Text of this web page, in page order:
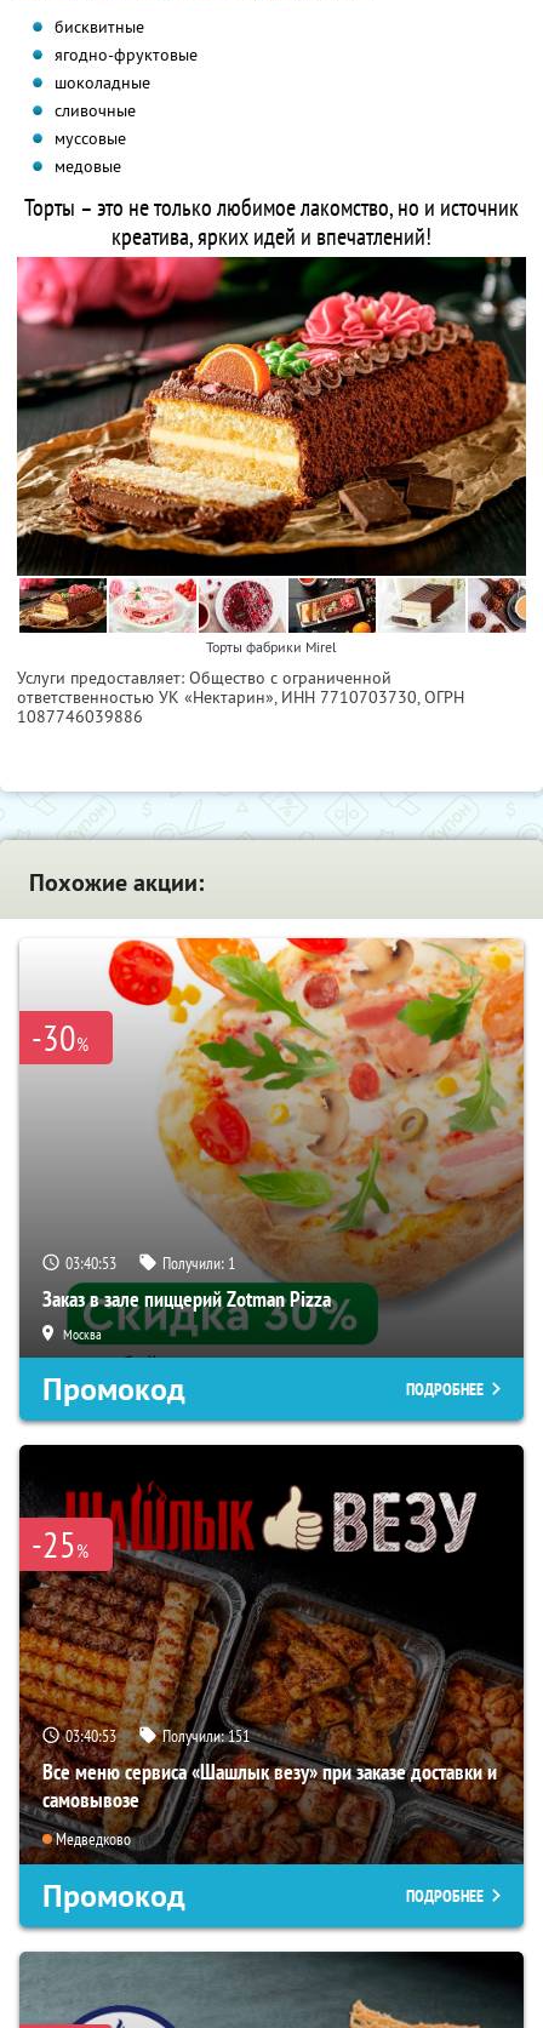
бисквитные
ягодно-фруктовые
шоколадные
сливочные
муссовые
медовые
Торты – это не только любимое лакомство, но и источник
креатива, ярких идей и впечатлений!
Торты фабрики Mirel
Услуги предоставляет: Общество с ограниченной
ответственностью УК «Нектарин», ИНН 7710703730, ОГРН
1087746039886
Похожие акции:
-30%
03:40:52 Получили: 1
Заказ в зале пиццерий Zotman Pizza
Москва
Промокод ПОДРОБНЕЕ
-25%
03:40:52 Получили:151
Все меню сервиса «Шашлык везу» при заказе доставки и
самовывозе
Медведково
Промокод ПОДРОБНЕЕ